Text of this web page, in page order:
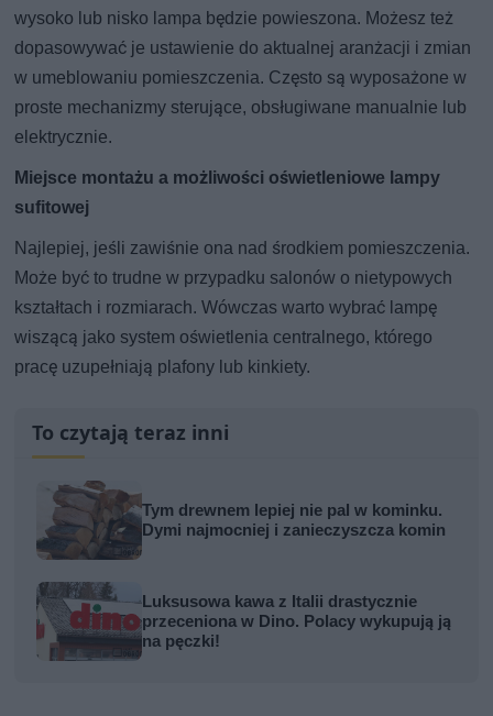
wysoko lub nisko lampa będzie powieszona. Możesz też
dopasowywać je ustawienie do aktualnej aranżacji i zmian
w umeblowaniu pomieszczenia. Często są wyposażone w
proste mechanizmy sterujące, obsługiwane manualnie lub
elektrycznie.
Miejsce montażu a możliwości oświetleniowe lampy
sufitowej
Najlepiej, jeśli zawiśnie ona nad środkiem pomieszczenia.
Może być to trudne w przypadku salonów o nietypowych
kształtach i rozmiarach. Wówczas warto wybrać lampę
wiszącą jako system oświetlenia centralnego, którego
pracę uzupełniają plafony lub kinkiety.
To czytają teraz inni
Tym drewnem lepiej nie pal w kominku.
Dymi najmocniej i zanieczyszcza komin
Luksusowa kawa z Italii drastycznie
przeceniona w Dino. Polacy wykupują ją
na pęczki!